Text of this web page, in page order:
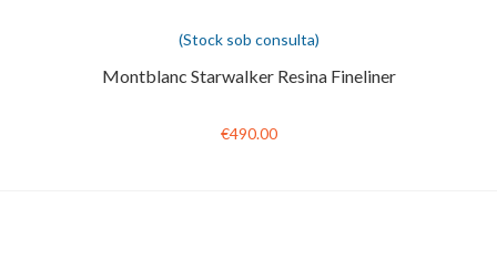
(Stock sob consulta)
Montblanc Starwalker Resina Fineliner
€490.00